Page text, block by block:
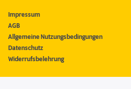
Impressum
AGB
Allgemeine Nutzungsbedingungen
Datenschutz
Widerrufsbelehrung